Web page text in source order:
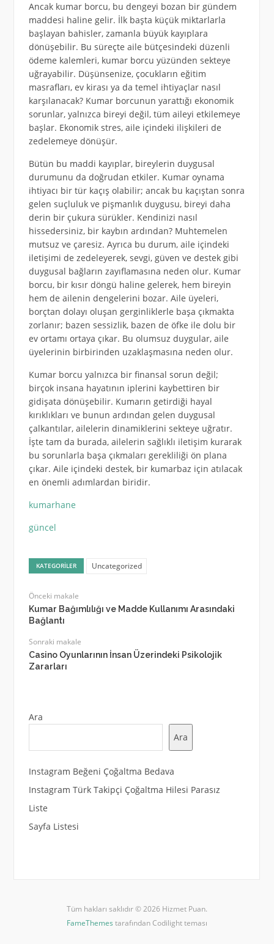
Ancak kumar borcu, bu dengeyi bozan bir gündem
maddesi haline gelir. İlk başta küçük miktarlarla
başlayan bahisler, zamanla büyük kayıplara
dönüşebilir. Bu süreçte aile bütçesindeki düzenli
ödeme kalemleri, kumar borcu yüzünden sekteye
uğrayabilir. Düşünsenize, çocukların eğitim
masrafları, ev kirası ya da temel ihtiyaçlar nasıl
karşılanacak? Kumar borcunun yarattığı ekonomik
sorunlar, yalnızca bireyi değil, tüm aileyi etkilemeye
başlar. Ekonomik stres, aile içindeki ilişkileri de
zedelemeye dönüşür.
Bütün bu maddi kayıplar, bireylerin duygusal
durumunu da doğrudan etkiler. Kumar oynama
ihtiyacı bir tür kaçış olabilir; ancak bu kaçıştan sonra
gelen suçluluk ve pişmanlık duygusu, bireyi daha
derin bir çukura sürükler. Kendinizi nasıl
hissedersiniz, bir kaybın ardından? Muhtemelen
mutsuz ve çaresiz. Ayrıca bu durum, aile içindeki
iletişimi de zedeleyerek, sevgi, güven ve destek gibi
duygusal bağların zayıflamasına neden olur. Kumar
borcu, bir kısır döngü haline gelerek, hem bireyin
hem de ailenin dengelerini bozar. Aile üyeleri,
borçtan dolayı oluşan gerginliklerle başa çıkmakta
zorlanır; bazen sessizlik, bazen de öfke ile dolu bir
ev ortamı ortaya çıkar. Bu olumsuz duygular, aile
üyelerinin birbirinden uzaklaşmasına neden olur.
Kumar borcu yalnızca bir finansal sorun değil;
birçok insana hayatının iplerini kaybettiren bir
gidişata dönüşebilir. Kumarın getirdiği hayal
kırıklıkları ve bunun ardından gelen duygusal
çalkantılar, ailelerin dinamiklerini sekteye uğratır.
İşte tam da burada, ailelerin sağlıklı iletişim kurarak
bu sorunlarla başa çıkmaları gerekliliği ön plana
çıkar. Aile içindeki destek, bir kumarbaz için atılacak
en önemli adımlardan biridir.
kumarhane
güncel
KATEGORILER Uncategorized
Önceki makale
Kumar Bağımlılığı ve Madde Kullanımı Arasındaki
Bağlantı
Sonraki makale
Casino Oyunlarının İnsan Üzerindeki Psikolojik
Zararları
Ara
Ara
Instagram Beğeni Çoğaltma Bedava
Instagram Türk Takipçi Çoğaltma Hilesi Parasız
Liste
Sayfa Listesi
Tüm hakları saklıdır © 2026 Hizmet Puan.
FameThemes tarafından Codilight teması